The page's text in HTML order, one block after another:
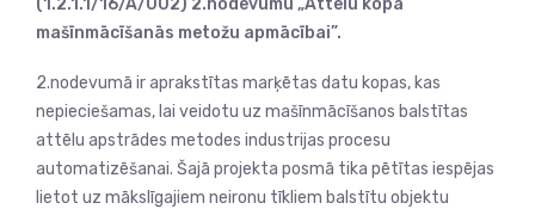
(1.2.1.1/16/A/002) 2.nodevumu „Attēlu kopa
mašīnmācīšanās metožu apmācībai”.
2.nodevumā ir aprakstītas marķētas datu kopas, kas
nepieciešamas, lai veidotu uz mašīnmācīšanos balstītas
attēlu apstrādes metodes industrijas procesu
automatizēšanai. Šajā projekta posmā tika pētītas iespējas
lietot uz mākslīgajiem neironu tīkliem balstītu objektu